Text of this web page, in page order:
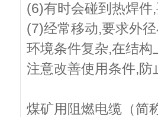
(6)有时会碰到热焊
(7)经常移动,要求外
环境条件复杂,在结
注意改善使用条件,防
煤矿用阻燃电缆（简